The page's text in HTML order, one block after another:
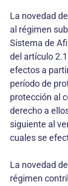
La novedad
al régimen
Sistema de
del artículo
efectos a
período de
protección al
derecho a
siguiente al
cuales se
La novedad
régimen